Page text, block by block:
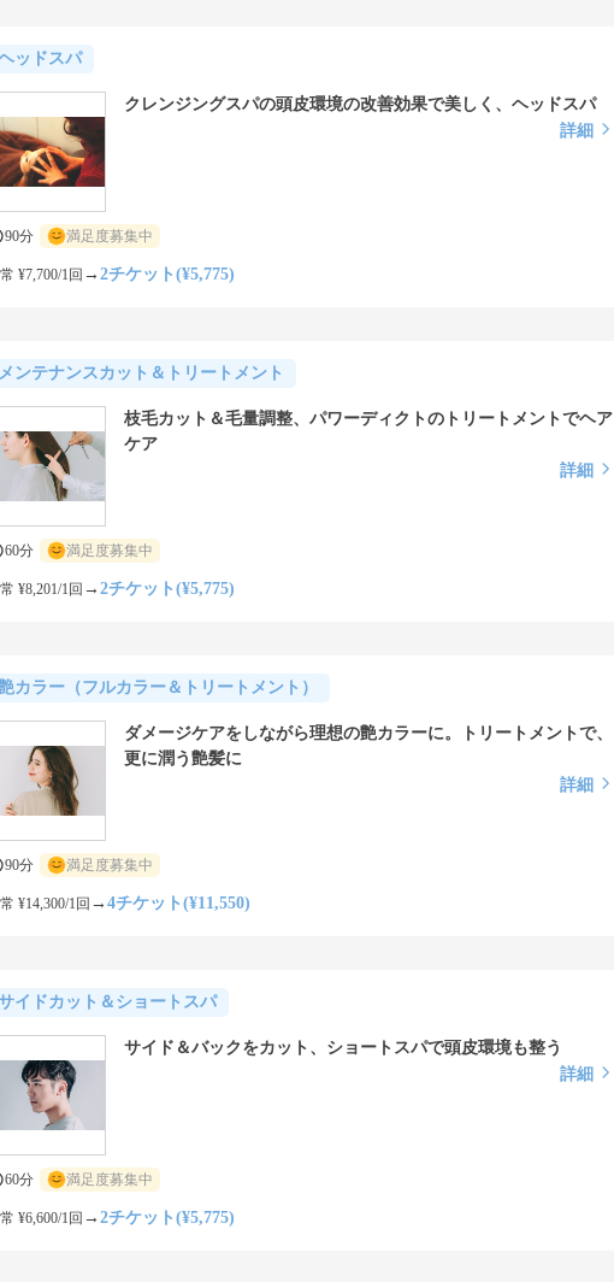
ッドスパ
クレンジングスパの頭皮環境の改善効果で美しく、ヘッドスパ
詳細
90分 満足度募集中
¥7,700/1回 → 2チケット(¥5,775)
ンテナンスカット＆トリートメント
枝毛カット＆毛量調整、パワーディクトのトリートメントでヘア
ケア
詳細
60分 満足度募集中
¥8,201/1回 → 2チケット(¥5,775)
カラー（フルカラー＆トリートメント）
ダメージケアをしながら理想の艶カラーに。トリートメントで、
更に潤う艶髪に
詳細
90分 満足度募集中
¥14,300/1回 → 4チケット(¥11,550)
イドカット＆ショートスパ
サイド＆バックをカット、ショートスパで頭皮環境も整う
詳細
60分 満足度募集中
¥6,600/1回 → 2チケット(¥5,775)